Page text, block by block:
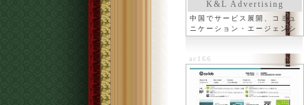
K&L Advertising
中国でサービス展開、コミュ
ニケーション・エージェンシ
ー
ac166